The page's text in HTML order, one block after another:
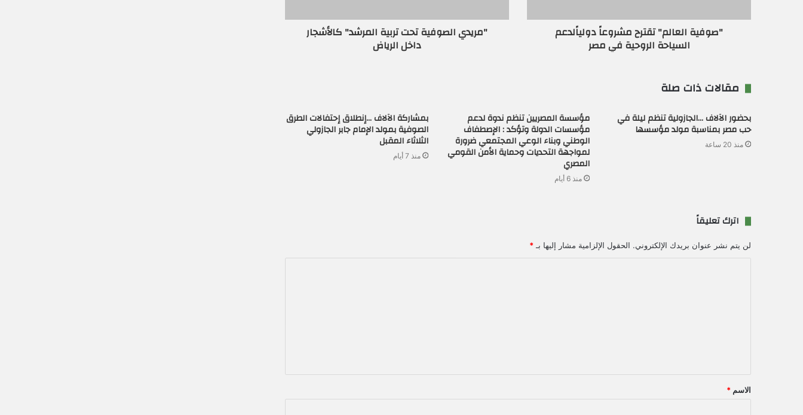
"صوفية العالم" تقترح مشروعاً دولياًلدعم
السياحة الروحية في مصر
"مريدي الصوفية تحت تربية المرشد" كالأشجار
داخل الرياض
مقالات ذات صلة
بحضور الآلاف …الجازولية تنظم ليلة في
حب مصر بمناسبة مولد مؤسسها
منذ 20 ساعة
مؤسسة المصريين تنظم ندوة لدعم
مؤسسات الدولة وتؤكد : الإصطفاف
الوطني وبناء الوعي المجتمعي ضرورة
لمواجهة التحديات وحماية الأمن القومي
المصري
منذ 6 أيام
بمشاركة الآلاف …إنطلاق إحتفالات الطرق
الصوفية بمولد الإمام جابر الجازولي
الثلاثاء المقبل
منذ 7 أيام
اترك تعليقاً
لن يتم نشر عنوان بريدك الإلكتروني. الحقول الإلزامية مشار إليها بـ *
ق
*
الاسم *